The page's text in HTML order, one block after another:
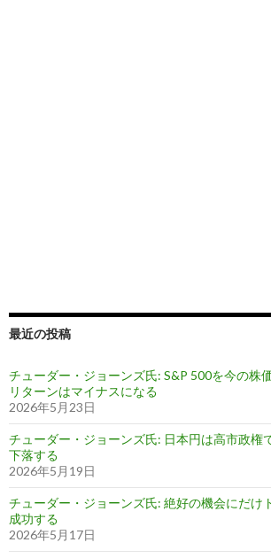
最近の投稿
チューダー・ジョーンズ氏: S&P 500を今の株
リターンはマイナスになる
2026年5月23日
チューダー・ジョーンズ氏: 日本円は高市政権
下落する
2026年5月19日
チューダー・ジョーンズ氏: 絶好の機会にだけ
成功する
2026年5月17日